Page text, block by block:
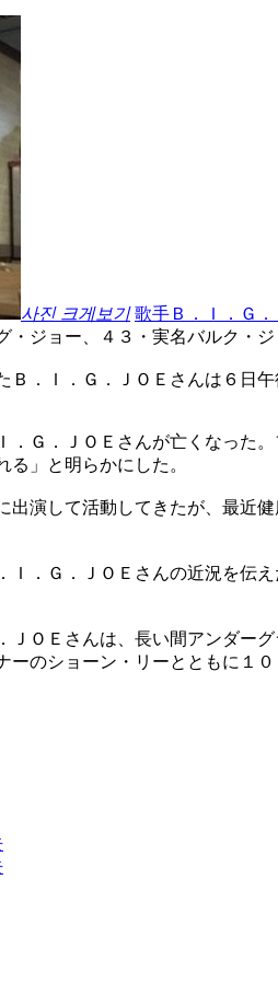
사진 크게보기 歌手Ｂ．Ｉ．Ｇ
ジョー、４３・実名バルク・ジ
．Ｉ．Ｇ．ＪＯＥさんは６日午
Ｇ．ＪＯＥさんが亡くなった
」と明らかにした。
演して活動してきたが、最近
．Ｇ．ＪＯＥさんの近況を伝
ＯＥさんは、長い間アンダー
のショーン・リーとともに１